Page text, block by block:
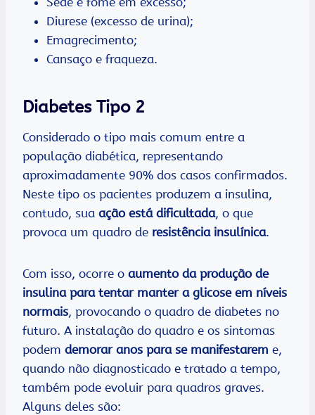
Diurese (excesso de urina);
Emagrecimento;
Cansaço e fraqueza.
Diabetes Tipo 2
Considerado o tipo mais comum entre a
população diabética, representando
aproximadamente 90% dos casos confirmados.
Neste tipo os pacientes produzem a insulina,
contudo, sua ação está dificultada, o que
provoca um quadro de resistência insulínica.
Com isso, ocorre o aumento da produção de
insulina para tentar manter a glicose em níveis
normais, provocando o quadro de diabetes no
futuro. A instalação do quadro e os sintomas
podem demorar anos para se manifestarem e,
quando não diagnosticado e tratado a tempo,
também pode evoluir para quadros graves.
Alguns deles são: